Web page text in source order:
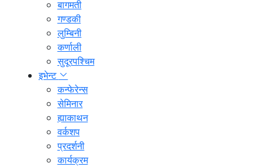
बागमती
गण्डकी
लुम्बिनी
कर्णाली
सुदूरपश्चिम
इभेन्ट
कन्फेरेन्स
सेमिनार
ह्याकाथन
वर्कशप
प्रदर्शनी
कार्यक्रम